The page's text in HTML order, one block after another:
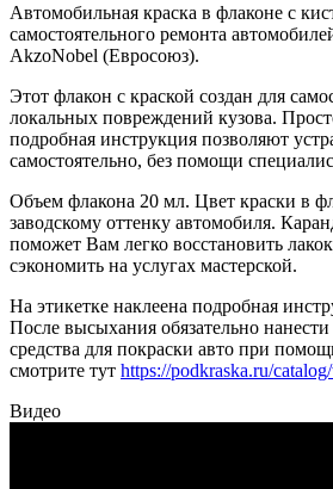
Автомобильная краска в флаконе с
самостоятельного ремонта
AkzoNobel (Евросоюз).
Этот флакон с краской создан для
локальных повреждений кузова.
подробная инструкция позволяют
самостоятельно, без помощи
Объем флакона 20 мл. Цвет краски в
заводскому оттенку автомобиля.
поможет Вам легко восстановить
сэкономить на услугах мастерской.
На этикетке наклеена подробная
После высыхания обязательно
средства для покраски авто при
смотрите тут https://podkraska.ru/
Видео